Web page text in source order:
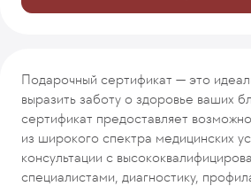
Подарочный сертификат — это
выразить заботу о здоровье ваших
сертификат предоставляет
из широкого спектра медицинских
консультации с
специалистами, диагностику,